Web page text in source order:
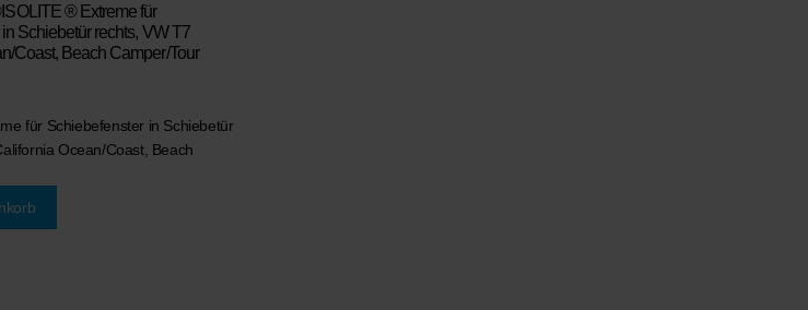
® Extreme für
Schiebetür rechts, VW T7
Coast, Beach Camper/Tour
für Schiebefenster in Schiebetür
Ocean/Coast, Beach